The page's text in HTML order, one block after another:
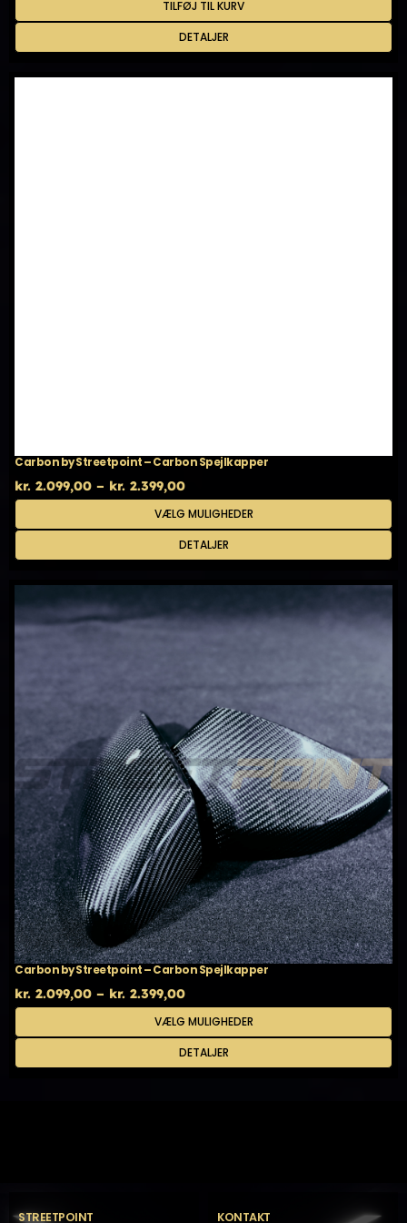
TILFØJ TIL KURV
DETALJER
Carbon by Streetpoint – Carbon Spejlkapper
kr. 2.099,00 – kr. 2.399,00Prisinterval:
kr. 2.099,00
til
kr. 2.399,00
VÆLG MULIGHEDER
Dette
vare
flere
kan
vælges
DETALJER
Carbon by Streetpoint – Carbon Spejlkapper
kr. 2.099,00 – kr. 2.399,00Prisinterval:
kr. 2.099,00
til
kr. 2.399,00
VÆLG MULIGHEDER
Dette
vare
flere
DETALJER
STREETPOINT KONTAKT